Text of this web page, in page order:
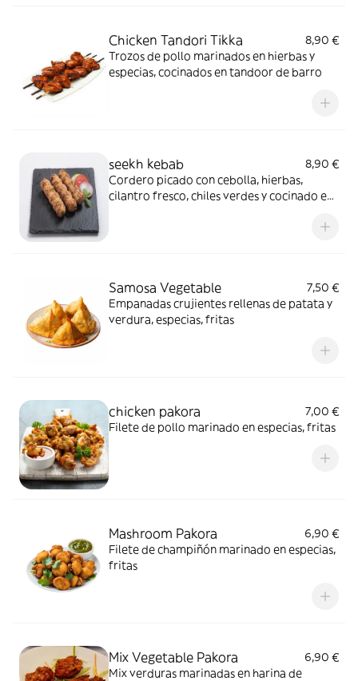
Chicken Tandori Tikka
8,90 €
Trozos de pollo marinados en hierbas y
especias, cocinados en tandoor de barro
seekh kebab
8,90 €
Cordero picado con cebolla, hierbas,
cilantro fresco, chiles verdes y cocinado en
Samosa Vegetable
7,50 €
Empanadas crujientes rellenas de patata y
verdura, especias, fritas
chicken pakora
7,00 €
Filete de pollo marinado en especias, fritas
Mashroom Pakora
6,90 €
Filete de champiñón marinado en especias,
fritas
Mix Vegetable Pakora
6,90 €
Mix verduras marinadas en harina de